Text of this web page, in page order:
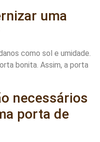
uma
como sol e umidade.
bonita. Assim, a porta
necessários
porta de